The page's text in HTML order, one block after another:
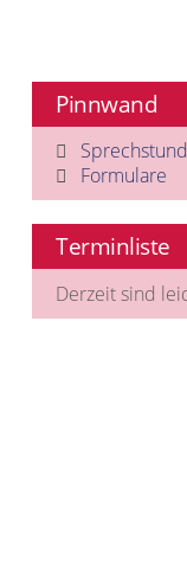
Pinnwand
Formulare
Terminliste
Derzeit sind